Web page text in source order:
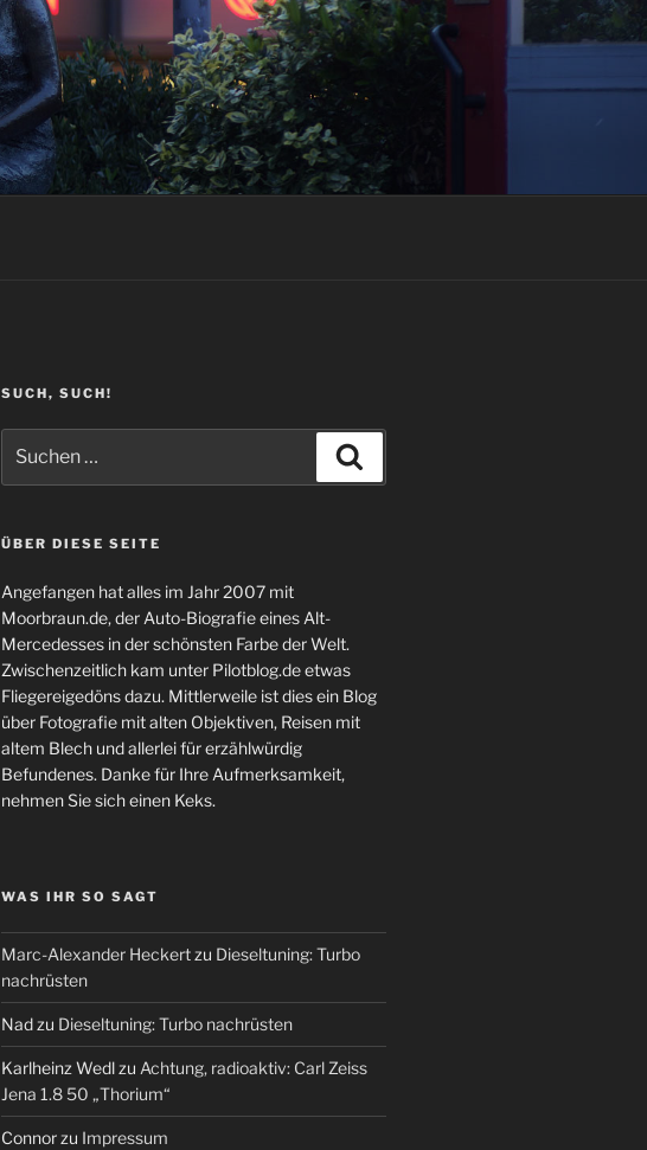
SUCH, SUCH!
nach:
ÜBER DIESE SEITE
Angefangen hat alles im Jahr 2007 mit
Moorbraun.de, der Auto-Biografie eines Alt-
Mercedesses in der schönsten Farbe der Welt.
Zwischenzeitlich kam unter Pilotblog.de etwas
Fliegereigedöns dazu. Mittlerweile ist dies ein Blog
über Fotografie mit alten Objektiven, Reisen mit
altem Blech und allerlei für erzählwürdig
Befundenes. Danke für Ihre Aufmerksamkeit,
nehmen Sie sich einen Keks.
WAS IHR SO SAGT
Marc-Alexander Heckertzu Dieseltuning: Turbo
nachrüsten
Nadzu Dieseltuning: Turbo nachrüsten
Karlheinz Wedlzu Achtung, radioaktiv: Carl Zeiss
Jena 1.8 50 „Thorium“
Connorzu Impressum